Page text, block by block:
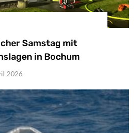
Samstag mit
in Bochum
2026